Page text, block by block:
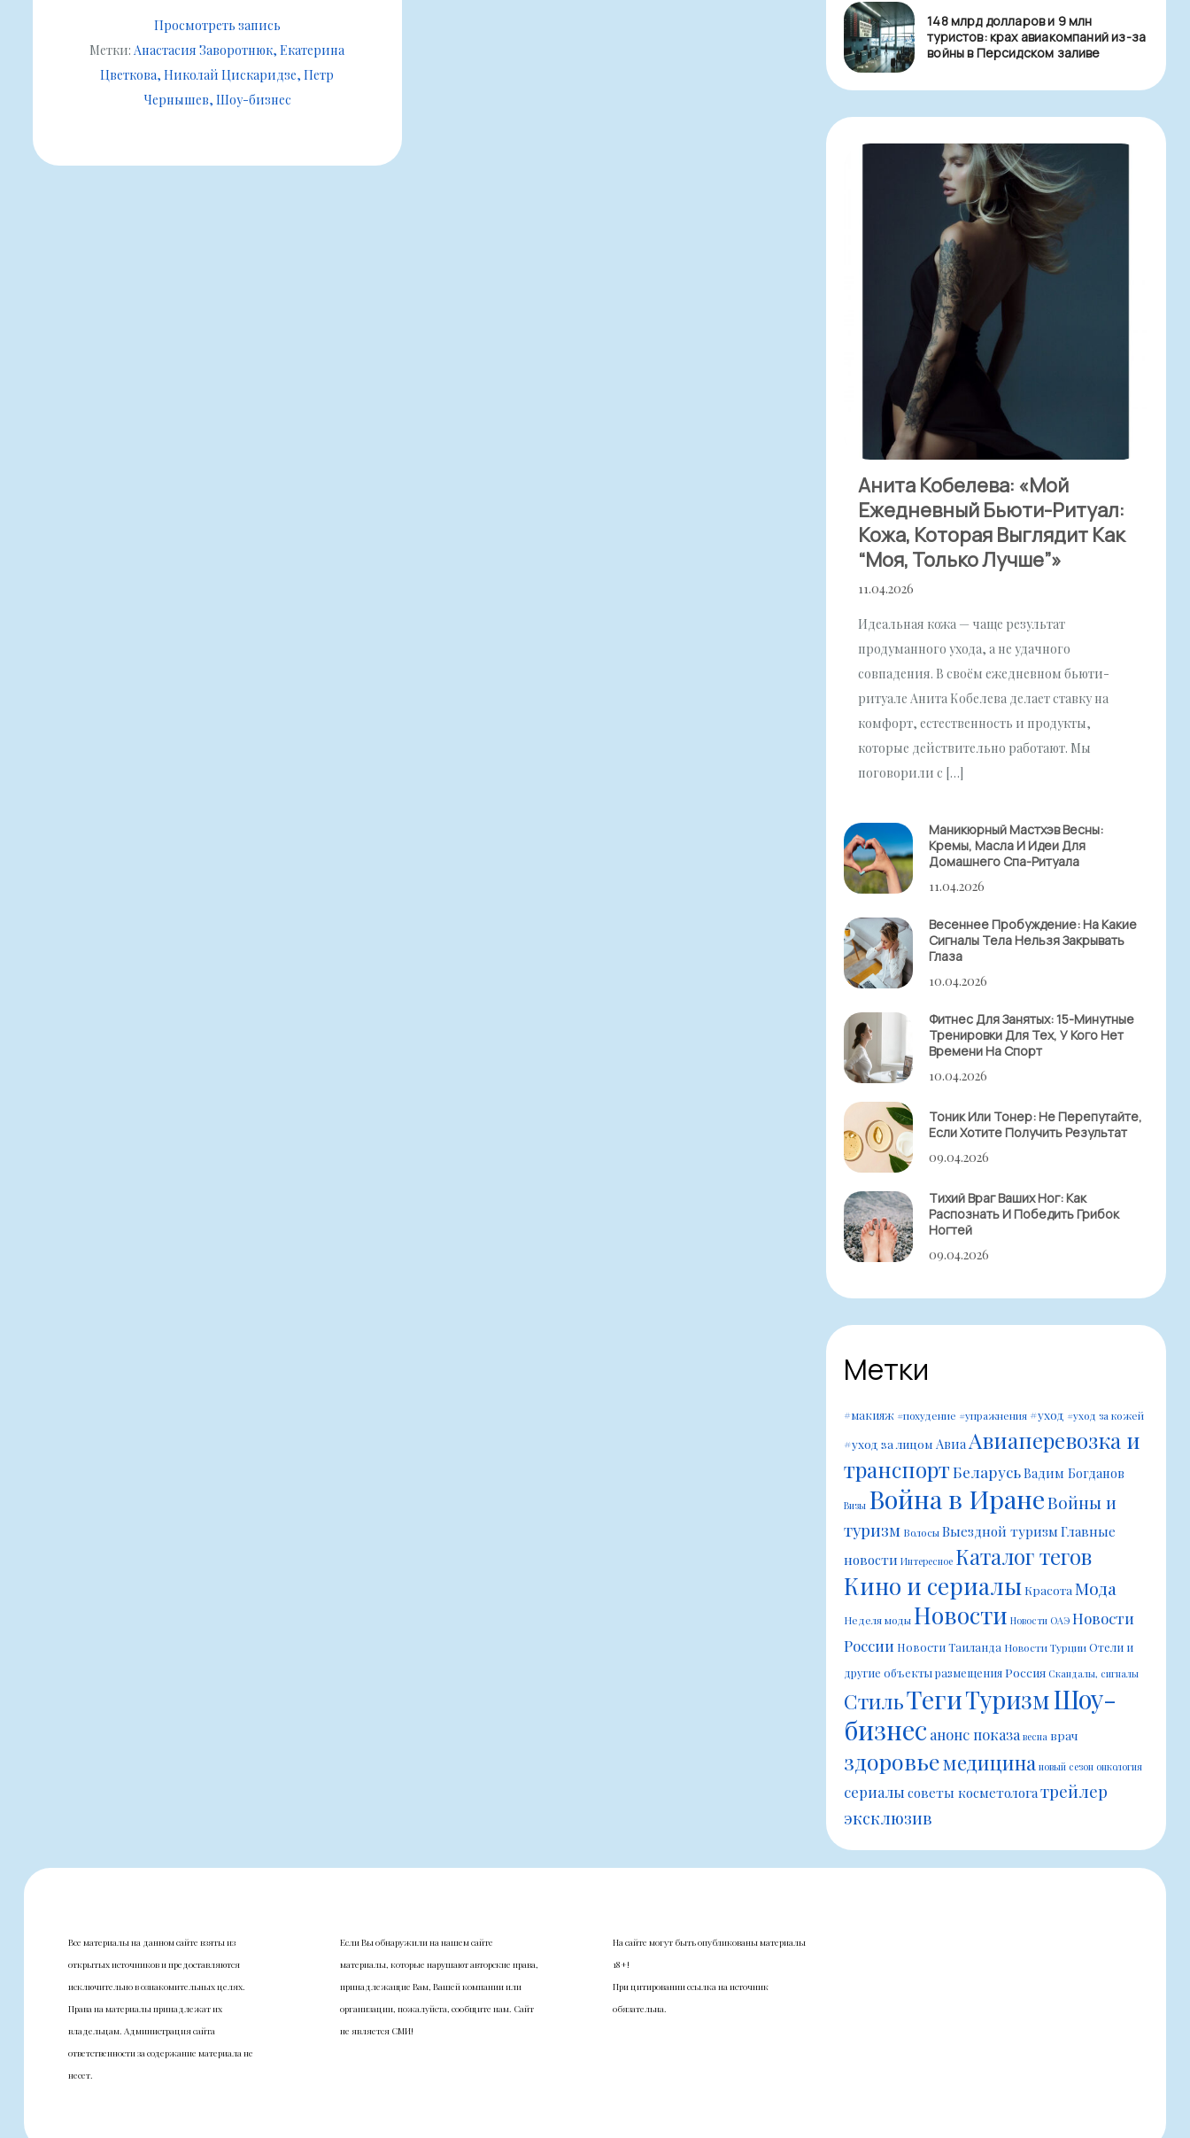
Просмотреть запись
Метки: Анастасия Заворотнюк Екатерина
Цветкова Николай Цискаридзе Петр
Чернышев Шоу-бизнес
148 млрд долларов и 9 млн
туристов: крах авиакомпаний из-за
войны в Персидском заливе
Анита Кобелева: «Мой
Ежедневный Бьюти-Ритуал:
Кожа, Которая Выглядит Как
“моя, Только Лучше”»
11.04.2026
Идеальная кожа — чаще результат
продуманного ухода, а не удачного
совпадения. В своём ежедневном бьюти-
ритуале Анита Кобелева делает ставку на
комфорт, естественность и продукты,
которые действительно работают. Мы
поговорили с […]
Маникюрный Мастхэв Весны:
Кремы, Масла И Идеи Для
Домашнего Спа-Ритуала
11.04.2026
Весеннее Пробуждение: На Какие
Сигналы Тела Нельзя Закрывать
Глаза
10.04.2026
Фитнес Для Занятых: 15-Минутные
Тренировки Для Тех, У Кого Нет
Времени На Спорт
10.04.2026
Тоник Или Тонер: Не Перепутайте,
Если Хотите Получить Результат
09.04.2026
Тихий Враг Ваших Ног: Как
Распознать И Победить Грибок
Ногтей
09.04.2026
Метки
#макияж #похудение #упражнения #уход #уход за кожей
#уход за лицом Авиа Авиаперевозка и
транспортБеларусьВадим Богданов
Визы Война в ИранеВойны и
туризм ВолосыВыездной туризмГлавные
новости Интересное Каталог тегов
Кино и сериалыКрасота Мода
Неделя моды Новости Новости ОАЭ Новости
России Новости Таиланда Новости ТурцииОтели и
другие объекты размещенияРоссия Скандалы, сигналы
СтильТегиТуризмШоу-
бизнес анонс показа весна врач
здоровьемедицина новый сезон онкология
сериалы советы косметологатрейлер
эксклюзив
Все материалы на данном сайте взяты из
открытых источников и предоставляются
исключительно в ознакомительных целях.
Права на материалы принадлежат их
владельцам. Администрация сайта
ответственности за содержание материала не
несет.
Если Вы обнаружили на нашем сайте
материалы, которые нарушают авторские права,
принадлежащие Вам, Вашей компании или
организации, пожалуйста, сообщите нам. Сайт
не является СМИ!
На сайте могут быть опубликованы материалы
18+!
При цитировании ссылка на источник
обязательна.